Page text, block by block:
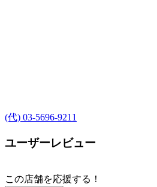
(代) 03-5696-9211
ユーザーレビュー
この店舗を応援する！